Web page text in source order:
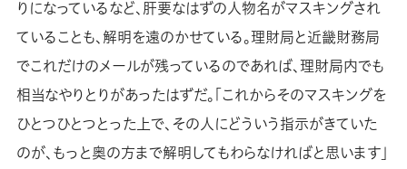
りになっているなど、肝要なはずの人物名がマスキングされ
ていることも、解明を遠のかせている。理財局と近畿財務局
でこれだけのメールが残っているのであれば、理財局内でも
相当なやりとりがあったはずだ。「これからそのマスキングを
ひとつひとつとった上で、その人にどういう指示がきていた
のが、もっと奥の方まで解明してもわらなければと思います」